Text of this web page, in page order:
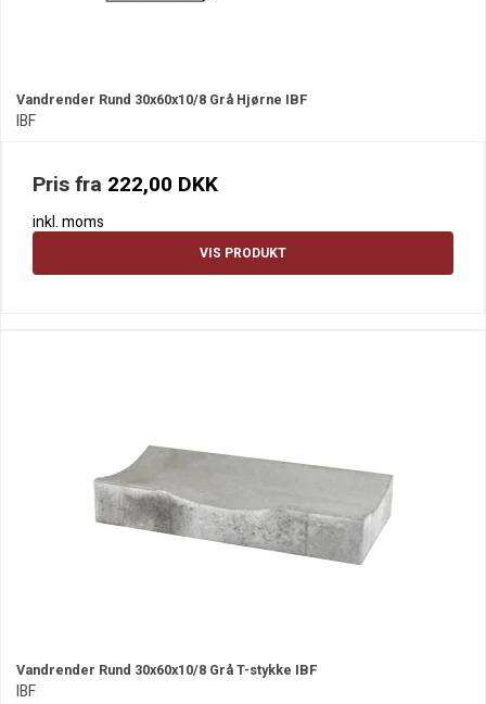
Vandrender Rund 30x60x10/8 Grå Hjørne IBF
IBF
Pris fra 222,00 DKK
inkl. moms
VIS PRODUKT
Vandrender Rund 30x60x10/8 Grå T-stykke IBF
IBF